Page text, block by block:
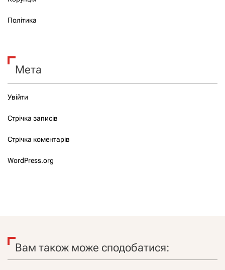
Політика
Мета
Увійти
Стрічка записів
Стрічка коментарів
WordPress.org
Вам також може сподобатися: